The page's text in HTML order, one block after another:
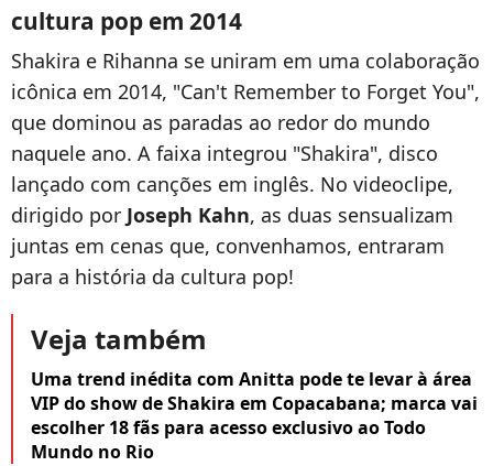
cultura pop em 2014
Shakira e Rihanna se uniram em uma colaboração
icônica em 2014, "Can't Remember to Forget You",
que dominou as paradas ao redor do mundo
naquele ano. A faixa integrou "Shakira", disco
lançado com canções em inglês. No videoclipe,
dirigido por Joseph Kahn, as duas sensualizam
juntas em cenas que, convenhamos, entraram
para a história da cultura pop!
Veja também
Uma trend inédita com Anitta pode te levar à área
VIP do show de Shakira em Copacabana; marca vai
escolher 18 fãs para acesso exclusivo ao Todo
Mundo no Rio